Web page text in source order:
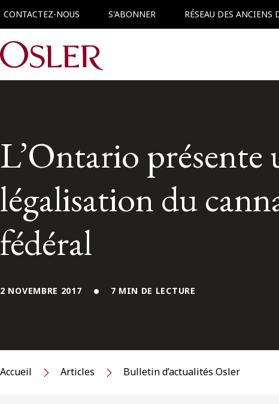
CONTACTEZ-NOUS S'ABONNER RÉSEAU DES ANCIENS
Main Navigation
L’Ontario présente
légalisation du
fédéral
2 NOVEMBRE 2017 7 MIN DE LECTURE
Accueil Articles Bulletin d’actualités Osler